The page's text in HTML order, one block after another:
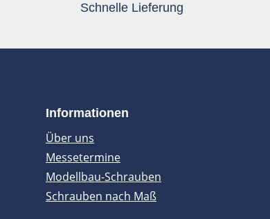
Schnelle Lieferung
Informationen
Über uns
Messetermine
Modellbau-Schrauben
Schrauben nach Maß